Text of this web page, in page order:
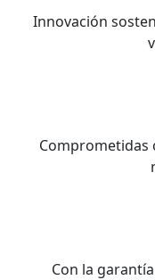
Innovación
Comprometidas
Con la